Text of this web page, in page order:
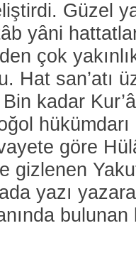
Güzel
yâni
çok
Hat san’atı
kadar
hükümdarı
göre
gizlenen
yazı